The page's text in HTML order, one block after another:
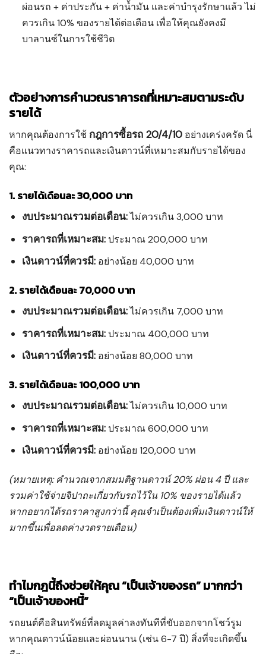
ผ่อนรถ + ค่าประกัน + ค่าน้ำมัน และค่าบำรุงรักษาแล้ว ไม่
ควรเกิน 10% ของรายได้ต่อเดือน เพื่อให้คุณยังคงมี
บาลานซ์ในการใช้ชีวิต
ตัวอย่างการคำนวณราคารถที่เหมาะสมตามระดับ
รายได้
หากคุณต้องการใช้ กฎการซื้อรถ 20/4/10 อย่างเคร่งครัด นี่
คือแนวทางราคารถและเงินดาวน์ที่เหมาะสมกับรายได้ของ
คุณ:
1. รายได้เดือนละ 30,000 บาท
งบประมาณรวมต่อเดือน:ไม่ควรเกิน 3,000 บาท
ราคารถที่เหมาะสม:ประมาณ 200,000 บาท
เงินดาวน์ที่ควรมี: อย่างน้อย 40,000 บาท
2. รายได้เดือนละ 70,000 บาท
งบประมาณรวมต่อเดือน:ไม่ควรเกิน 7,000 บาท
ราคารถที่เหมาะสม:ประมาณ 400,000 บาท
เงินดาวน์ที่ควรมี: อย่างน้อย 80,000 บาท
3. รายได้เดือนละ 100,000 บาท
งบประมาณรวมต่อเดือน:ไม่ควรเกิน 10,000 บาท
ราคารถที่เหมาะสม:ประมาณ 600,000 บาท
เงินดาวน์ที่ควรมี: อย่างน้อย 120,000 บาท
(หมายเหตุ: คำนวณจากสมมติฐานดาวน์ 20% ผ่อน 4 ปี และ
รวมค่าใช้จ่ายจิปาถะเกี่ยวกับรถไว้ใน 10% ของรายได้แล้ว
หากอยากได้รถราคาสูงกว่านี้ คุณจำเป็นต้องเพิ่มเงินดาวน์ให้
มากขึ้นเพื่อลดค่างวดรายเดือน)
ทำไมกฎนี้ถึงช่วยให้คุณ “เป็นเจ้าของรถ” มากกว่า
“เป็นเจ้าของหนี้”
รถยนต์คือสินทรัพย์ที่ลดมูลค่าลงทันทีที่ขับออกจากโชว์รูม
หากคุณดาวน์น้อยและผ่อนนาน (เช่น 6-7 ปี) สิ่งที่จะเกิดขึ้น